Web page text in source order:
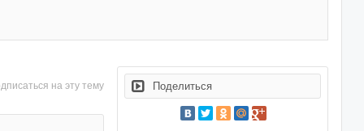
на эту тему Поделиться